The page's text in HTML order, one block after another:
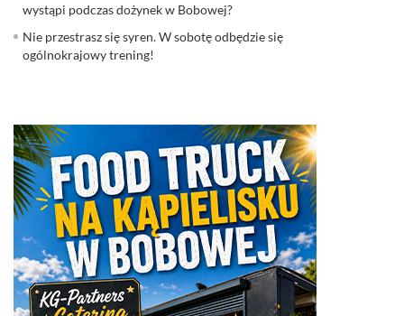
wystąpi podczas dożynek w Bobowej?
Nie przestrasz się syren. W sobotę odbędzie się
ogólnokrajowy trening!